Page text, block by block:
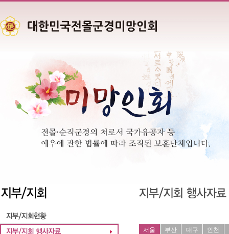
서울 부산 대구 인천